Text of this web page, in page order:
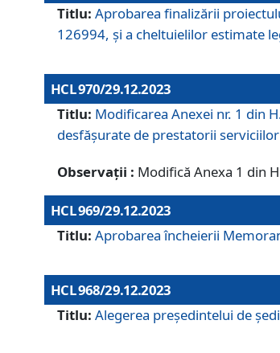
Titlu: Aprobarea finalizării
126994, și a cheltuielilor estimate
HCL 970/29.12.2023
Titlu: Modificarea Anexei nr. 1 din
desfășurate de prestatorii
Observații : Modifică Anexa 1 din
HCL 969/29.12.2023
Titlu: Aprobarea încheierii
HCL 968/29.12.2023
Titlu: Alegerea preşedintelui de